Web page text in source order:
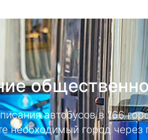
автобусов в 166
необходимый город через